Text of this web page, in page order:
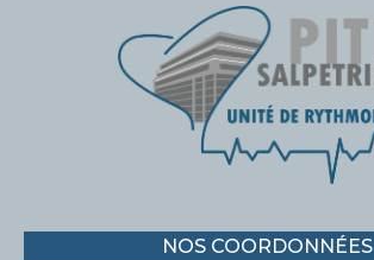
NOS COORDONNÉES